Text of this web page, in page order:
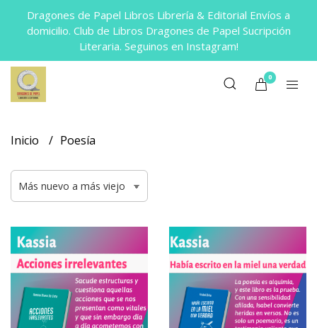
Dragones de Papel Libros Librería & Editorial Envíos a
domicilio. Club de Libros Dragones de Papel Sucripción
Literaria. Seguinos en Instagram!
0
Inicio Poesía